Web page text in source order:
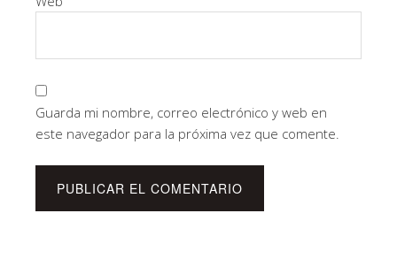
Guarda mi nombre, correo electrónico y web en
este navegador para la próxima vez que comente.